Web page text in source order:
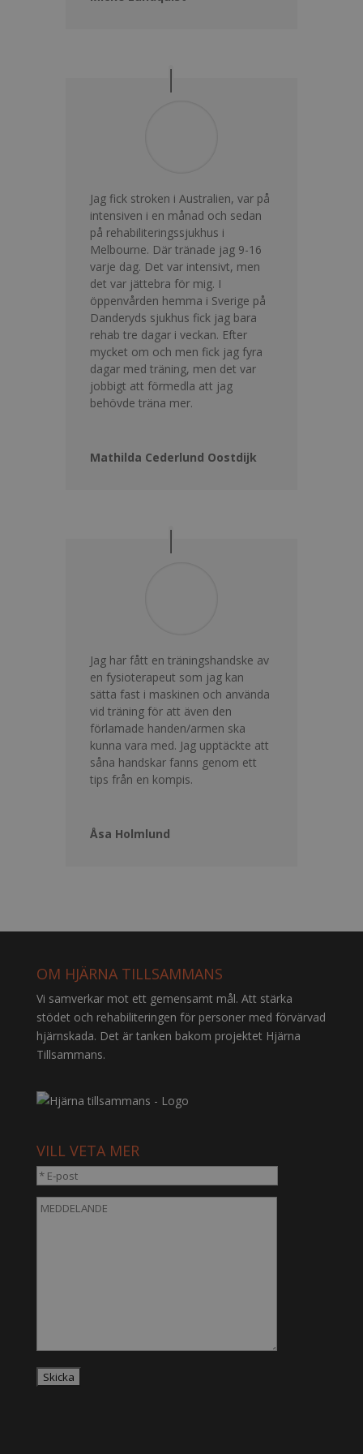
Jag fick stroken i Australien, var på
intensiven i en månad och sedan
på rehabiliteringssjukhus i
Melbourne. Där tränade jag 9-16
varje dag. Det var intensivt, men
det var jättebra för mig. I
öppenvården hemma i Sverige på
Danderyds sjukhus fick jag bara
rehab tre dagar i veckan. Efter
mycket om och men fick jag fyra
dagar med träning, men det var
jobbigt att förmedla att jag
behövde träna mer.
Mathilda Cederlund Oostdijk
Jag har fått en träningshandske av
en fysioterapeut som jag kan
sätta fast i maskinen och använda
vid träning för att även den
förlamade handen/armen ska
kunna vara med. Jag upptäckte att
såna handskar fanns genom ett
tips från en kompis.
Åsa Holmlund
OM HJÄRNA TILLSAMMANS
Vi samverkar mot ett gemensamt mål. Att stärka
stödet och rehabiliteringen för personer med förvärvad
hjärnskada. Det är tanken bakom projektet Hjärna
Tillsammans.
VILL VETA MER